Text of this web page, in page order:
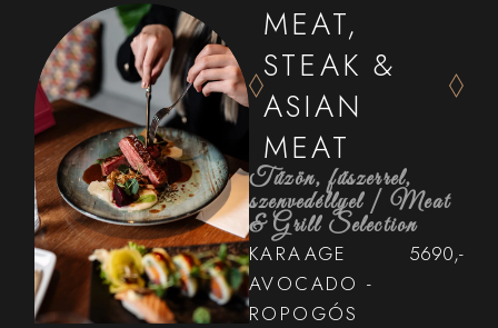
MEAT,
STEAK &
ASIAN
MEAT
Tűzön, fűszerrel,
szenvedéllyel | Meat
& Grill Selection
KARAAGE
AVOCADO -
ROPOGÓS
5690,-